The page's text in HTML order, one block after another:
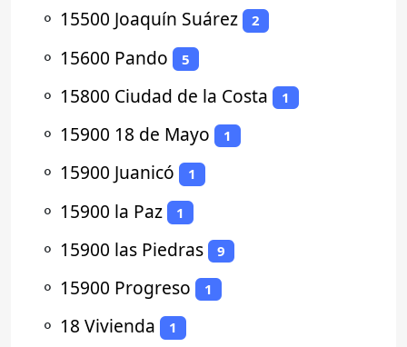
⚬ 15500 Joaquín Suárez 2
⚬ 15600 Pando 5
⚬ 15800 Ciudad de la Costa 1
⚬ 15900 18 de Mayo 1
⚬ 15900 Juanicó 1
⚬ 15900 la Paz 1
⚬ 15900 las Piedras 9
⚬ 15900 Progreso 1
⚬ 18 Vivienda 1